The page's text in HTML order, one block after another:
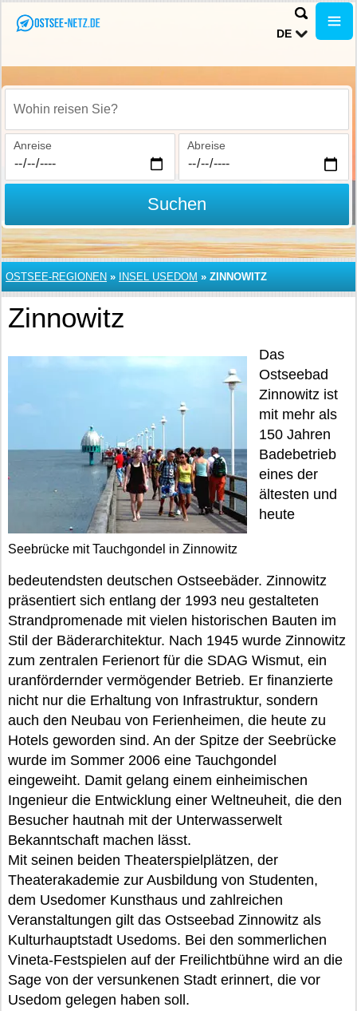
DE
Wohin reisen Sie?
Anreise Abreise
Suchen
OSTSEE-REGIONEN » INSEL USEDOM » ZINNOWITZ
Zinnowitz
Seebrücke mit Tauchgondel in Zinnowitz
Das
Ostseebad
Zinnowitz ist
mit mehr als
150 Jahren
Badebetrieb
eines der
ältesten und
heute
bedeutendsten deutschen Ostseebäder. Zinnowitz
präsentiert sich entlang der 1993 neu gestalteten
Strandpromenade mit vielen historischen Bauten im
Stil der Bäderarchitektur. Nach 1945 wurde Zinnowitz
zum zentralen Ferienort für die SDAG Wismut, ein
uranfördernder vermögender Betrieb. Er finanzierte
nicht nur die Erhaltung von Infrastruktur, sondern
auch den Neubau von Ferienheimen, die heute zu
Hotels geworden sind. An der Spitze der Seebrücke
wurde im Sommer 2006 eine Tauchgondel
eingeweiht. Damit gelang einem einheimischen
Ingenieur die Entwicklung einer Weltneuheit, die den
Besucher hautnah mit der Unterwasserwelt
Bekanntschaft machen lässt.
Mit seinen beiden Theaterspielplätzen, der
Theaterakademie zur Ausbildung von Studenten,
dem Usedomer Kunsthaus und zahlreichen
Veranstaltungen gilt das Ostseebad Zinnowitz als
Kulturhauptstadt Usedoms. Bei den sommerlichen
Vineta-Festspielen auf der Freilichtbühne wird an die
Sage von der versunkenen Stadt erinnert, die vor
Usedom gelegen haben soll.